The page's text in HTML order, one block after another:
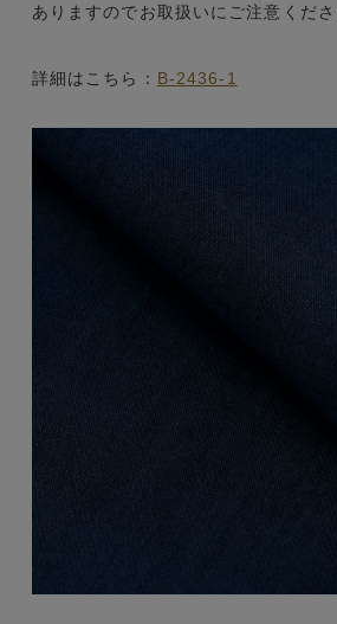
ありますのでお取扱いにご注意くださ
詳細はこちら： B-2436-1